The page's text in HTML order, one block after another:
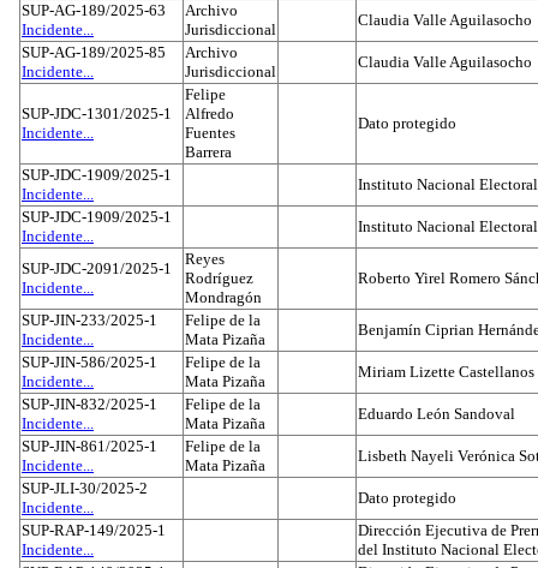
SUP-AG-189/2025-63
Incidente...
Archivo
Jurisdiccional
Claudia Valle Aguilasocho
SUP-AG-189/2025-85
Incidente...
Archivo
Jurisdiccional
Claudia Valle Aguilasocho
SUP-JDC-1301/2025-1
Incidente...
Felipe
Alfredo
Fuentes
Barrera
Dato protegido
SUP-JDC-1909/2025-1
Incidente...
Instituto Nacional Electoral
SUP-JDC-1909/2025-1
Incidente...
Instituto Nacional Electoral
SUP-JDC-2091/2025-1
Incidente...
Reyes
Rodríguez
Mondragón
Roberto Yirel Romero
SUP-JIN-233/2025-1
Incidente...
Felipe de la
Mata Pizaña
Benjamín Ciprian
SUP-JIN-586/2025-1
Incidente...
Felipe de la
Mata Pizaña
Miriam Lizette Castellanos
SUP-JIN-832/2025-1
Incidente...
Felipe de la
Mata Pizaña
Eduardo León Sandoval
SUP-JIN-861/2025-1
Incidente...
Felipe de la
Mata Pizaña
Lisbeth Nayeli Verónica
SUP-JLI-30/2025-2
Incidente...
Dato protegido
SUP-RAP-149/2025-1
Incidente...
Dirección Ejecutiva de
del Instituto Nacional